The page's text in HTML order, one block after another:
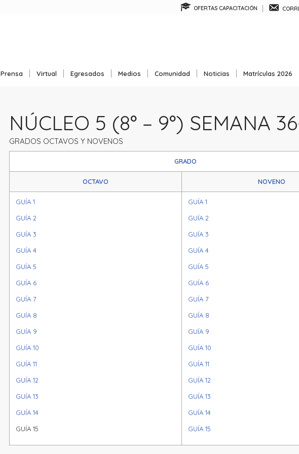
OFERTAS CAPACITACIÓN
Prensa Virtual Egresados Medios Comunidad Noticias Matrículas 2026
NÚCLEO 5 (8° – 9°) SEMANA
GRADOS OCTAVOS Y NOVENOS
GRADO
OCTAVO NOVENO
GUÍA 1
GUÍA 2
GUÍA 3
GUÍA 4
GUÍA 5
GUÍA 6
GUÍA 7
GUÍA 8
GUÍA 9
GUÍA 10
GUÍA 11
GUÍA 12
GUÍA 13
GUÍA 14
GUÍA 15
GUÍA 1
GUÍA 2
GUÍA 3
GUÍA 4
GUÍA 5
GUÍA 6
GUÍA 7
GUÍA 8
GUÍA 9
GUÍA 10
GUÍA 11
GUÍA 12
GUÍA 13
GUÍA 14
GUÍA 15